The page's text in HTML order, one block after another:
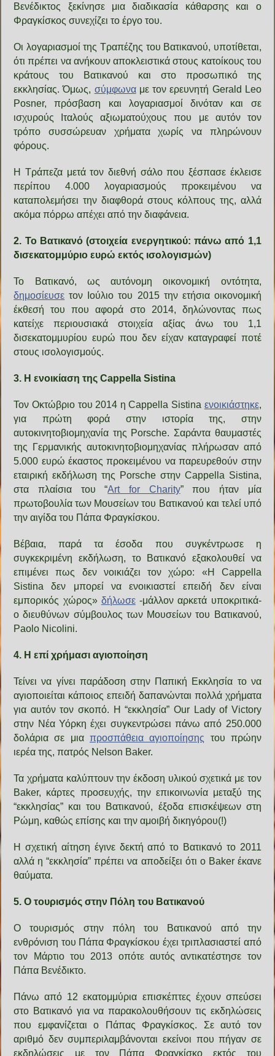
Βενέδικτος ξεκίνησε μια διαδικασία κάθαρσης και ο
Φραγκίσκος συνεχίζει το έργο του.
Οι λογαριασμοί της Τραπέζης του Βατικανού, υποτίθεται,
ότι πρέπει να ανήκουν αποκλειστικά στους κατοίκους του
κράτους του Βατικανού και στο προσωπικό της
εκκλησίας. Όμως, σύμφωναμε τον ερευνητή Gerald Leo
Posner, πρόσβαση και λογαριασμοί δινόταν και σε
ισχυρούς Ιταλούς αξιωματούχους που με αυτόν τον
τρόπο συσσώρευαν χρήματα χωρίς να πληρώνουν
φόρους.
Η Τράπεζα μετά τον διεθνή σάλο που ξέσπασε έκλεισε
περίπου 4.000 λογαριασμούς προκειμένου να
καταπολεμήσει την διαφθορά στους κόλπους της, αλλά
ακόμα πόρρω απέχει από την διαφάνεια.
2. Το Βατικανό (στοιχεία ενεργητικού: πάνω από 1,1
δισεκατομμύριο ευρώ εκτός ισολογισμών)
Το Βατικανό, ως αυτόνομη οικονομική οντότητα,
δημοσίευσε τον Ιούλιο του 2015 την ετήσια οικονομική
έκθεσή του που αφορά στο 2014, δηλώνοντας πως
κατείχε περιουσιακά στοιχεία αξίας άνω του 1,1
δισεκατομμυρίου ευρώ που δεν είχαν καταγραφεί ποτέ
στους ισολογισμούς.
3. Η ενοικίαση της Cappella Sistina
Τον Οκτώβριο του 2014 η Cappella Sistina ενοικιάστηκε,
για πρώτη φορά στην ιστορία της, στην
αυτοκινητοβιομηχανία της Porsche. Σαράντα θαυμαστές
της Γερμανικής αυτοκινητοβιομηχανίας πλήρωσαν από
5.000 ευρώ έκαστος προκειμένου να παρευρεθούν στην
εταιρική εκδήλωση της Porsche στην Cappella Sistina,
στα πλαίσια του “Art for Charity” που ήταν μία
πρωτοβουλία των Μουσείων του Βατικανού και τελεί υπό
την αιγίδα του Πάπα Φραγκίσκου.
Βέβαια, παρά τα έσοδα που συγκέντρωσε η
συγκεκριμένη εκδήλωση, το Βατικανό εξακολουθεί να
επιμένει πως δεν νοικιάζει τον χώρο: «Η Cappella
Sistina δεν μπορεί να ενοικιαστεί επειδή δεν είναι
εμπορικός χώρος» δήλωσε-μάλλον αρκετά υποκριτικά-
ο διευθύνων σύμβουλος των Μουσείων του Βατικανού,
Paolo Nicolini.
4. Η επί χρήμασι αγιοποίηση
Τείνει να γίνει παράδοση στην Παπική Εκκλησία το να
αγιοποιείται κάποιος επειδή δαπανώνται πολλά χρήματα
για αυτόν τον σκοπό. Η “εκκλησία” Our Lady of Victory
στην Νέα Υόρκη έχει συγκεντρώσει πάνω από 250.000
δολάρια σε μια προσπάθεια αγιοποίησης του πρώην
ιερέα της, πατρός Nelson Baker.
Τα χρήματα καλύπτουν την έκδοση υλικού σχετικά με τον
Baker, κάρτες προσευχής, την επικοινωνία μεταξύ της
“εκκλησίας” και του Βατικανού, έξοδα επισκέψεων στη
Ρώμη, καθώς επίσης και την αμοιβή δικηγόρου(!)
Η σχετική αίτηση έγινε δεκτή από το Βατικανό το 2011
αλλά η “εκκλησία” πρέπει να αποδείξει ότι ο Baker έκανε
θαύματα.
5. Ο τουρισμός στην Πόλη του Βατικανού
Ο τουρισμός στην πόλη του Βατικανού από την
ενθρόνιση του Πάπα Φραγκίσκου έχει τριπλασιαστεί από
τον Μάρτιο του 2013 οπότε αυτός αντικατέστησε τον
Πάπα Βενέδικτο.
Πάνω από 12 εκατομμύρια επισκέπτες έχουν σπεύσει
στο Βατικανό για να παρακολουθήσουν τις εκδηλώσεις
που εμφανίζεται ο Πάπας Φραγκίσκος. Σε αυτό τον
αριθμό δεν συμπεριλαμβάνονται εκείνοι που πήγαν σε
εκδηλώσεις με τον Πάπα Φραγκίσκο εκτός του